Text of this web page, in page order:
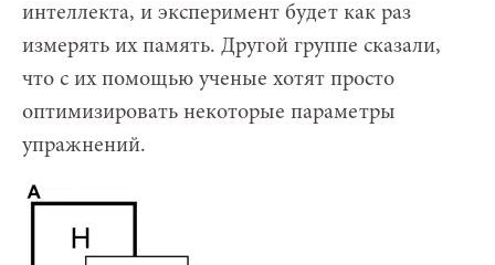
интеллекта, и эксперимент будет как раз
измерять их память. Другой группе сказали,
что с их помощью ученые хотят просто
оптимизировать некоторые параметры
упражнений.